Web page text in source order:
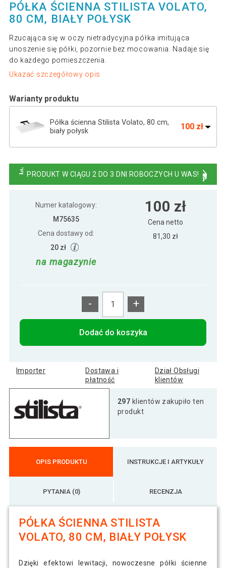
PÓŁKA ŚCIENNA STILISTA VOLATO,
80 CM, BIAŁY POŁYSK
Rzucająca się w oczy nietradycyjna półka imitująca
unoszenie się półki, pozornie bez mocowania. Nadaje się
do każdego pomieszczenia.
Ukazać szczegółowy opis
Warianty produktu
Półka ścienna Stilista Volato, 80 cm,
biały połysk
100 zł
BIAŁA Z POŁYSKIEM 110 CM
połyskiem 50 cm
Półka ścienna STILISTA Volato biała z
połyskiem 90 cm
Półka ścienna Stilista Volato, 100 cm,
119 zł
Półka ścienna Stylist Volato, 30 cm, biały
połysk
53 zł
Półka ścienna Stylist Volato, 40 cm, biały
połysk
PRODUKT W CIĄGU 2 DO 3 DNI ROBOCZYCH U WAS!
Numer katalogowy:
M75635
Cena dostawy od:
20 zł
na magazynie
100 zł
Cena netto
81,30 zł
- +
Dodać do koszyka
Importer
Dostawa i
płatność
Dział Obsługi
klientów
297 klientów zakupiło ten
produkt
OPIS PRODUKTU INSTRUKCJE I ARTYKUŁY
PYTANIA (0) RECENZJA
PÓŁKA ŚCIENNA STILISTA
VOLATO, 80 CM, BIAŁY POŁYSK
Dzięki efektowi lewitacji, nowoczesne półki ścienne